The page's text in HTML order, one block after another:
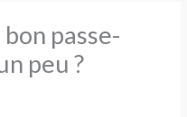
passe-
peu ?